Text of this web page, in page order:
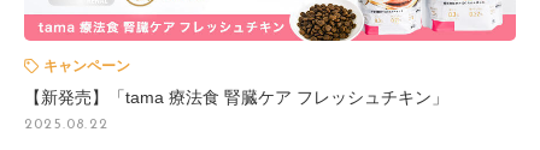
キャンペーン
【新発売】「tama 療法食 腎臓ケア フレッシュチキン」
2025.08.22